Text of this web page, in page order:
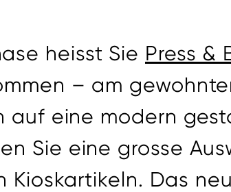
heisst Sie Press &
– am
auf eine modern
Sie eine grosse
Das